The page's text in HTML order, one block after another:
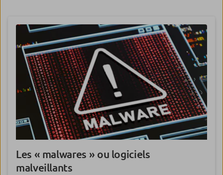
Les « malwares » ou logiciels
malveillants